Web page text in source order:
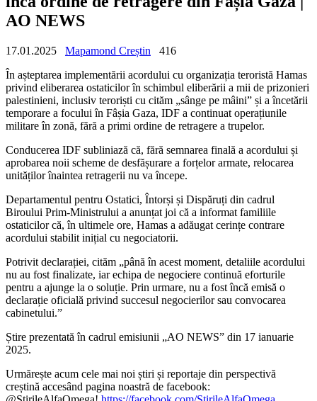
AO NEWS
17.01.2025 Mapamond Creștin
416
În așteptarea implementării acordului cu organizația teroristă Hamas
privind eliberarea ostaticilor în schimbul eliberării a mii de prizonieri
palestinieni, inclusiv teroriști cu cităm „sânge pe mâini” și a încetării
temporare a focului în Fâșia Gaza, IDF a continuat operațiunile
militare în zonă, fără a primi ordine de retragere a trupelor.
Conducerea IDF subliniază că, fără semnarea finală a acordului și
aprobarea noii scheme de desfășurare a forțelor armate, relocarea
unităților înaintea retragerii nu va începe.
Departamentul pentru Ostatici, Întorși și Dispăruți din cadrul
Biroului Prim-Ministrului a anunțat joi că a informat familiile
ostaticilor că, în ultimele ore, Hamas a adăugat cerințe contrare
acordului stabilit inițial cu negociatorii.
Potrivit declarației, cităm „până în acest moment, detaliile acordului
nu au fost finalizate, iar echipa de negociere continuă eforturile
pentru a ajunge la o soluție. Prin urmare, nu a fost încă emisă o
declarație oficială privind succesul negocierilor sau convocarea
cabinetului.”
Știre prezentată în cadrul emisiunii „AO NEWS” din 17 ianuarie
2025.
Urmărește acum cele mai noi știri și reportaje din perspectivă
creștină accesând pagina noastră de facebook: